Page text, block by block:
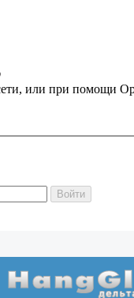
или при помощи
Войти